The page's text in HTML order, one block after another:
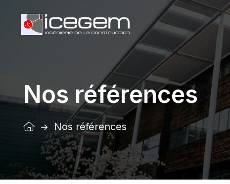
Nos références
Nos références